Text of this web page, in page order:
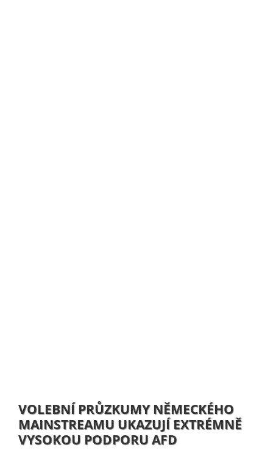
VOLEBNÍ PRŮZKUMY NĚMECKÉHO
MAINSTREAMU UKAZUJÍ EXTRÉMNĚ
VYSOKOU PODPORU AFD